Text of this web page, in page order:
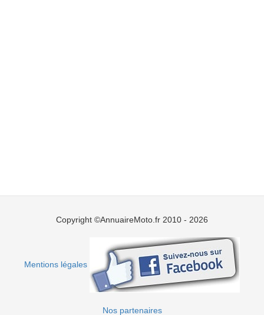
Copyright ©AnnuaireMoto.fr 2010 - 2026
Mentions légales
Nos partenaires